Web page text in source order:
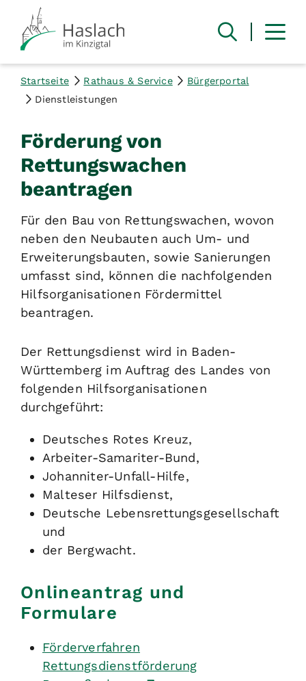
Startseite Rathaus & Service
Bürgerportal
Dienstleistungen
Förderung von
Rettungswachen
beantragen
Für den Bau von Rettungswachen, wovon
neben den Neubauten auch Um- und
Erweiterungsbauten, sowie Sanierungen
umfasst sind, können die nachfolgenden
Hilfsorganisationen Fördermittel
beantragen.
Der Rettungsdienst wird in Baden-
Württemberg im Auftrag des Landes von
folgenden Hilfsorganisationen
durchgeführt:
Deutsches Rotes Kreuz,
Arbeiter-Samariter-Bund,
Johanniter-Unfall-Hilfe,
Malteser Hilfsdienst,
Deutsche Lebensrettungsgesellschaft
und
der Bergwacht.
Onlineantrag und
Formulare
Förderverfahren
Rettungsdienstförderung